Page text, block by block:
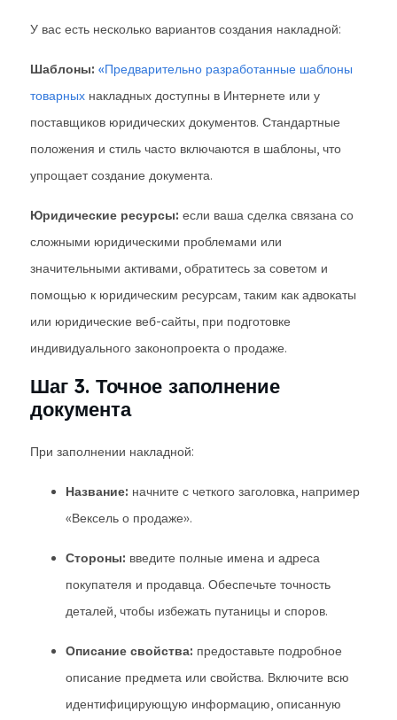
У вас есть несколько вариантов создания накладной:
Шаблоны: «Предварительно разработанные шаблоны
товарных накладных доступны в Интернете или у
поставщиков юридических документов. Стандартные
положения и стиль часто включаются в шаблоны, что
упрощает создание документа.
Юридические ресурсы: если ваша сделка связана со
сложными юридическими проблемами или
значительными активами, обратитесь за советом и
помощью к юридическим ресурсам, таким как адвокаты
или юридические веб-сайты, при подготовке
индивидуального законопроекта о продаже.
Шаг 3. Точное заполнение
документа
При заполнении накладной:
Название: начните с четкого заголовка, например
«Вексель о продаже».
Стороны: введите полные имена и адреса
покупателя и продавца. Обеспечьте точность
деталей, чтобы избежать путаницы и споров.
Описание свойства: предоставьте подробное
описание предмета или свойства. Включите всю
идентифицирующую информацию, описанную